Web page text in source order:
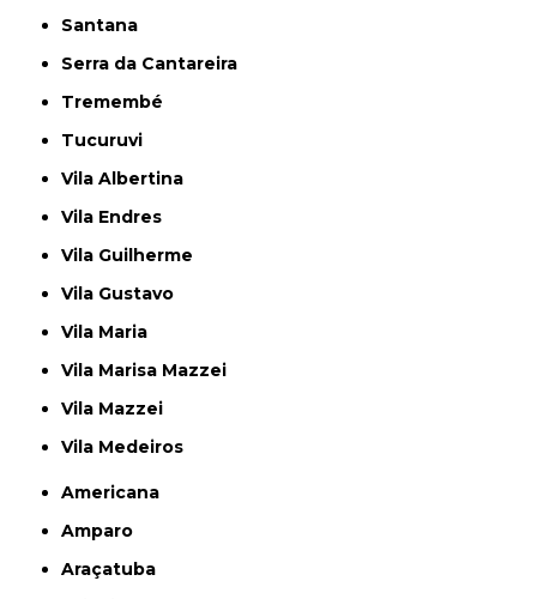
Santana
Serra da Cantareira
Tremembé
Tucuruvi
Vila Albertina
Vila Endres
Vila Guilherme
Vila Gustavo
Vila Maria
Vila Marisa Mazzei
Vila Mazzei
Vila Medeiros
Americana
Amparo
Araçatuba